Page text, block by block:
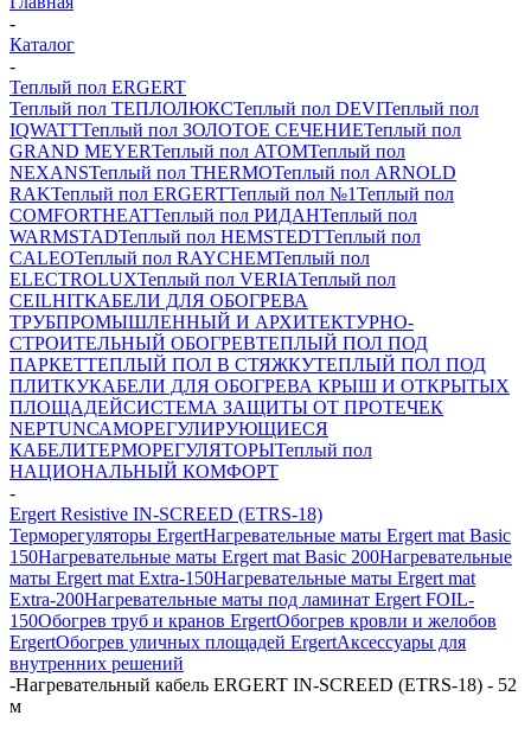
-
Каталог
-
Теплый пол ERGERT
Теплый пол ТЕПЛОЛЮКСТеплый пол DEVIТеплый пол
IQWATTТеплый пол ЗОЛОТОЕ СЕЧЕНИЕТеплый пол
GRAND MEYERТеплый пол ATOMТеплый пол
NEXANSТеплый пол THERMOТеплый пол ARNOLD
RAKТеплый пол ERGERTТеплый пол №1Теплый пол
COMFORTHEATТеплый пол РИДАНТеплый пол
WARMSTADТеплый пол HEMSTEDTТеплый пол
CALEOТеплый пол RAYCHEMТеплый пол
ELECTROLUXТеплый пол VERIAТеплый пол
CEILHITКАБЕЛИ ДЛЯ ОБОГРЕВА
ТРУБПРОМЫШЛЕННЫЙ И АРХИТЕКТУРНО-
СТРОИТЕЛЬНЫЙ ОБОГРЕВТЕПЛЫЙ ПОЛ ПОД
ПАРКЕТТЕПЛЫЙ ПОЛ В СТЯЖКУТЕПЛЫЙ ПОЛ ПОД
ПЛИТКУКАБЕЛИ ДЛЯ ОБОГРЕВА КРЫШ И ОТКРЫТЫХ
ПЛОЩАДЕЙСИСТЕМА ЗАЩИТЫ ОТ ПРОТЕЧЕК
NEPTUNСАМОРЕГУЛИРУЮЩИЕСЯ
КАБЕЛИТЕРМОРЕГУЛЯТОРЫТеплый пол
НАЦИОНАЛЬНЫЙ КОМФОРТ
-
Ergert Resistive IN-SCREED (ETRS-18)
Терморегуляторы ErgertНагревательные маты Ergert mat Basic
150Нагревательные маты Ergert mat Basic 200Нагревательные
маты Ergert mat Extra-150Нагревательные маты Ergert mat
Extra-200Нагревательные маты под ламинат Ergert FOIL-
150Обогрев труб и кранов ErgertОбогрев кровли и желобов
ErgertОбогрев уличных площадей ErgertАксессуары для
внутренних решений
-Нагревательный кабель ERGERT IN-SCREED (ETRS-18) - 52
м